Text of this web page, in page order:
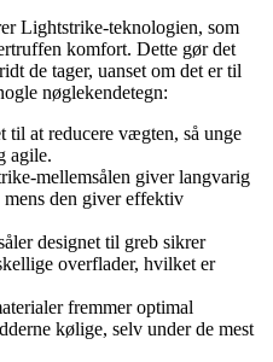
Lightstrike-teknologien, som
komfort. Dette gør det
de tager, uanset om det er til
nøglekendetegn:
til at reducere vægten, så unge
agile.
mellemsålen giver langvarig
den giver effektiv
designet til greb sikrer
overflader, hvilket er
fremmer optimal
kølige, selv under de mest